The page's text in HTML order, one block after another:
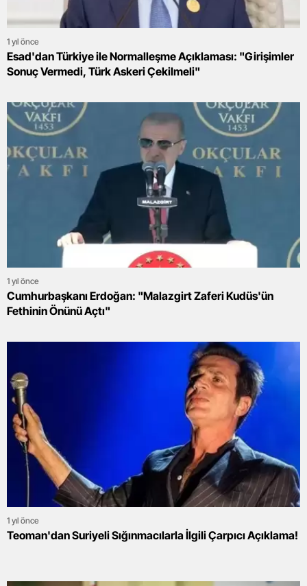
1 yıl önce
Esad'dan Türkiye ile Normalleşme Açıklaması: "Girişimler
Sonuç Vermedi, Türk Askeri Çekilmeli"
1 yıl önce
Cumhurbaşkanı Erdoğan: "Malazgirt Zaferi Kudüs'ün
Fethinin Önünü Açtı"
1 yıl önce
Teoman'dan Suriyeli Sığınmacılarla İlgili Çarpıcı Açıklama!